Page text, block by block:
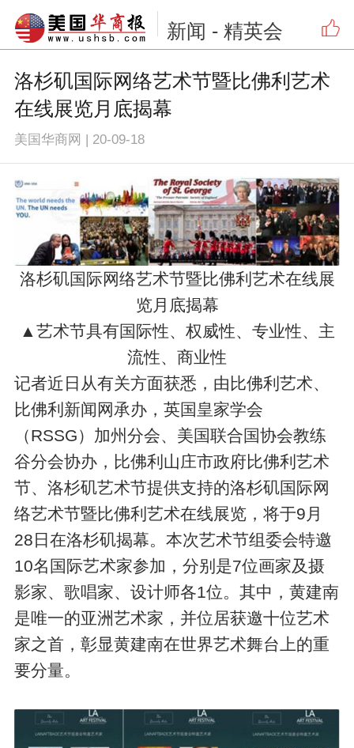
新闻 - 精英会
洛杉矶国际网络艺术节暨比佛利艺术
在线展览月底揭幕
美国华商网 | 20-09-18
洛杉矶国际网络艺术节暨比佛利艺术在线展
览月底揭幕
▲艺术节具有国际性、权威性、专业性、主
流性、商业性
记者近日从有关方面获悉，由比佛利艺术、
比佛利新闻网承办，英国皇家学会
（RSSG）加州分会、美国联合国协会教练
谷分会协办，比佛利山庄市政府比佛利艺术
节、洛杉矶艺术节提供支持的洛杉矶国际网
络艺术节暨比佛利艺术在线展览，将于9月
28日在洛杉矶揭幕。本次艺术节组委会特邀
10名国际艺术家参加，分别是7位画家及摄
影家、歌唱家、设计师各1位。其中，黄建南
是唯一的亚洲艺术家，并位居获邀十位艺术
家之首，彰显黄建南在世界艺术舞台上的重
要分量。